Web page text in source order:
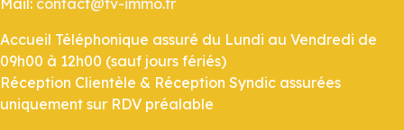
Mail: contact@tv-immo.fr
Accueil Téléphonique assuré du Lundi au Vendredi de
09h00 à 12h00 (sauf jours fériés)
Réception Clientèle & Réception Syndic assurées
uniquement sur RDV préalable